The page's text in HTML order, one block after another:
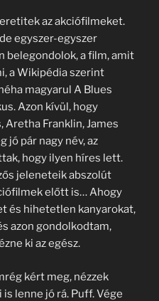
az akciófilmeket.
egyszer-egyszer
belegondolok, a film, amit
a Wikipédia szerint
magyarul A Blues
Azon kívül, hogy
Aretha Franklin, James
jó pár nagy név, az
hogy ilyen híres lett.
jeleneteik abszolút
előtt is… Ahogy
és hihetetlen kanyarokat,
azon gondolkodtam,
ki az egész.
kért meg, nézzek
lenne jó rá. Puff. Vége